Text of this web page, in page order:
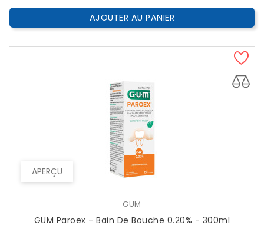
AJOUTER AU PANIER
APERÇU
GUM
GUM Paroex - Bain De Bouche 0.20% - 300ml